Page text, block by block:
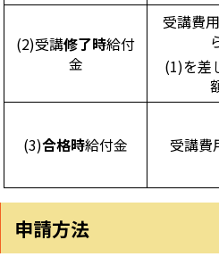
(2)受講修了時給付
金
受講費
(1)を差
(3)合格時給付金 受講費
申請方法